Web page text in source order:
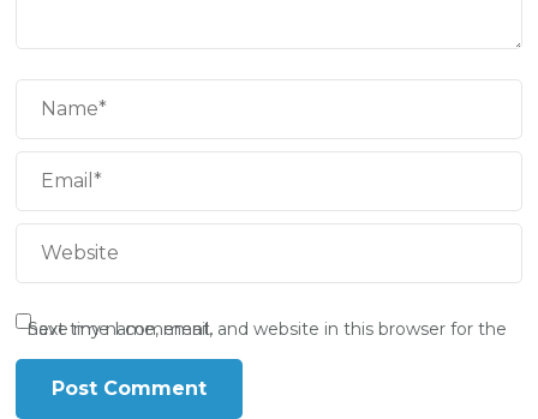
Save my name, email, and website in this browser for the next time I comment.